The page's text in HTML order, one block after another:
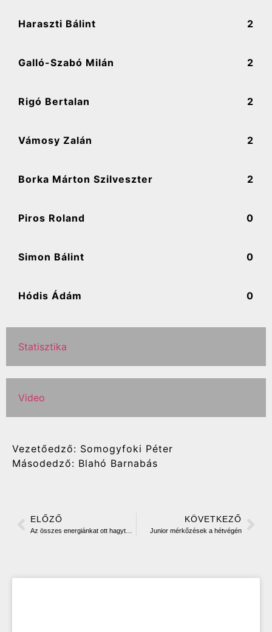
Haraszti Bálint 2
Galló-Szabó Milán 2
Rigó Bertalan 2
Vámosy Zalán 2
Borka Márton Szilveszter 2
Piros Roland 0
Simon Bálint 0
Hódis Ádám 0
Statisztika
Video
Vezetőedző: Somogyfoki Péter
Másodedző: Blahó Barnabás
ELŐZŐ KÖVETKEZŐ
Junior mérkőzések a hétvégén